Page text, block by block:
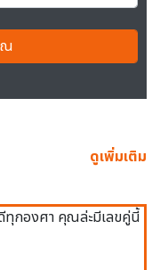
ณ
ดูเพิ่มเติม